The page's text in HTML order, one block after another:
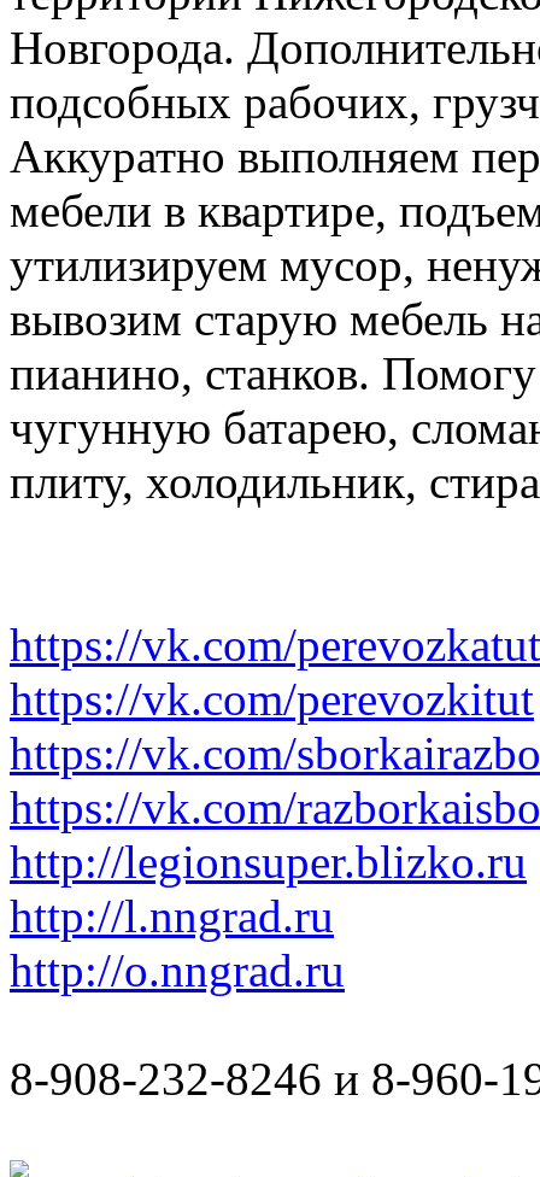
Новгорода.
подсобных рабочих,
Аккуратно выполняем
мебели в квартире,
утилизируем мусор,
вывозим старую мебель
пианино, станков.
чугунную батарею,
плиту, холодильник,
https://vk.com/perevozkatut
https://vk.com/perevozkitut
https://vk.com/
https://vk.com/
http://legionsuper.blizko.ru
http://l.nngrad.ru
http://o.nngrad.ru
8-908-232-8246 и 8-960-